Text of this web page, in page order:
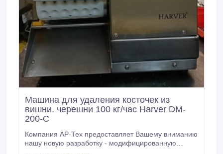
Машина для удаления косточек из
вишни, черешни 100 кг/час Harver DM-
200-C
Компания АР-Тех предоставляет Вашему вниманию
нашу новую разработку - модифицированную